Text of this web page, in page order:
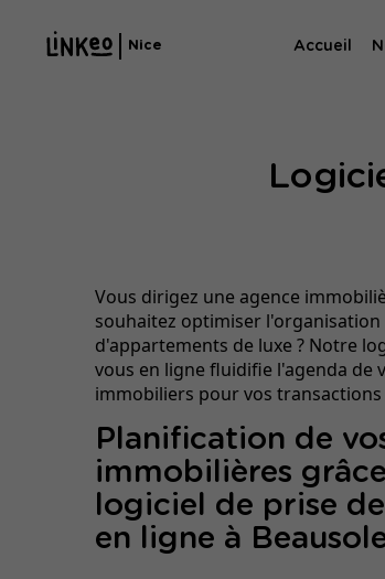
Nice Accueil
Vous dirigez une agence
souhaitez optimiser l'organisation
d'appartements de luxe ? Notre
vous en ligne fluidifie l'agenda de
immobiliers pour vos transactions
Planification de
immobilières
logiciel de prise
en ligne à